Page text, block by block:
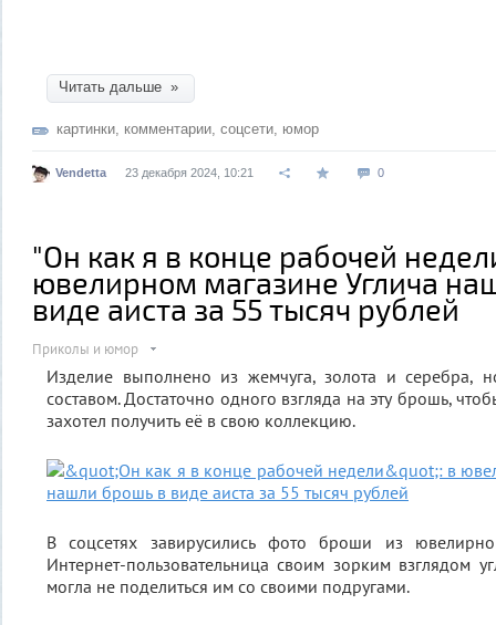
Читать дальше »
картинки комментарии соцсети юмор
Vendetta 23 декабря 2024, 10:21 0
"Он как я в конце рабочей
ювелирном магазине Углича
виде аиста за 55 тысяч рублей
Приколы и юмор
Изделие выполнено из жемчуга, золота и серебра,
составом. Достаточно одного взгляда на эту брошь,
захотел получить её в свою коллекцию.
В соцсетях завирусились фото броши из
Интернет-пользовательница своим зорким взглядом
могла не поделиться им со своими подругами.